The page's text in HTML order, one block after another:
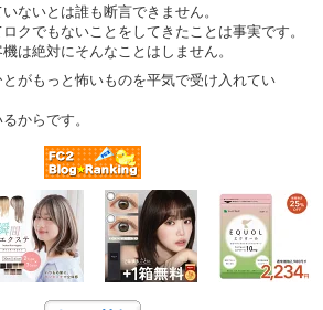
ないとは誰も断言できません。
クでもないことをしてきたことは事実です。
は絶対にそんなことはしません。
がもっと怖いものを平気で受け入れてい
からです。